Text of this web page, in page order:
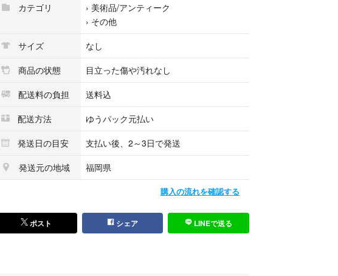
※記載していない細かな傷や汚れもございます
※写真をご確認のうえで購入をお願い致します
【詳細】
・メーカー Historic Originals
・製造年 1998年
・材質 スターリングシルバー
スチール ※ピン部分
・サイズ 縦54 x 幅33 x 厚み7 mm
※商品の在庫はこちらの1点のみです
※ご不明点があればお気軽にご質問ください
カテゴリ
› 美術品/アンティーク
› その他
サイズ
なし
商品の状態
目立った傷や汚れなし
配送料の負担
送料込
配送方法
ゆうパック元払い
発送日の目安
支払い後、2～3日で発送
発送元の地域
福岡県
購入の流れを確認する
ポスト シェア LINEで送る